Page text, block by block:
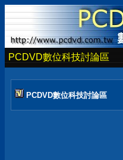
PCDVD數位科技討論區
PCDVD數位科技討論區